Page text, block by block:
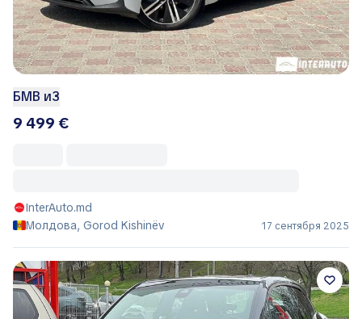
БМВ и3
9 499 €
InterAuto.md
Молдова, Gorod Kishinëv
17 сентября 2025